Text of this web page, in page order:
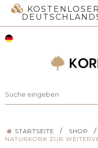
STARTSEITE / SHOP /
NATURKORK ZUR